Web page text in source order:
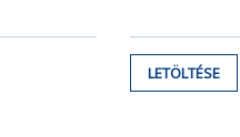
LETÖLTÉSE